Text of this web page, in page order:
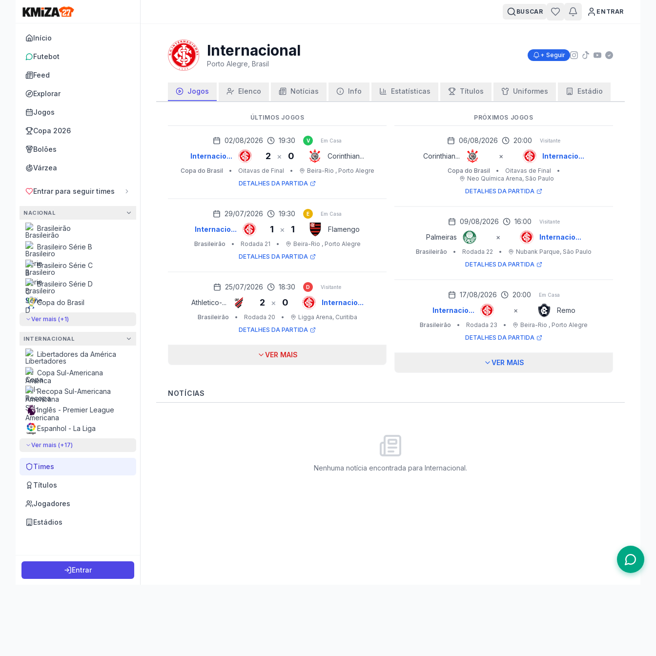
Início
Futebot
Feed
Explorar
Jogos
Copa 2026
Bolões
Várzea
Entrar para seguir times
NACIONAL
Brasileirão
Brasileiro Série B
Brasileiro Série C
Brasileiro Série D
Copa do Brasil
Ver mais (+1)
INTERNACIONAL
Libertadores da América
Copa Sul-Americana
Recopa Sul-Americana
Inglês - Premier League
Espanhol - La Liga
Ver mais (+17)
Times
Títulos
Jogadores
Estádios
Entrar
BUSCAR ENTRAR
Internacional
Porto Alegre, Brasil
+ Seguir
Jogos Elenco Notícias Info Estatísticas Títulos Uniformes Estádio
ÚLTIMOS JOGOS
02/08/2026 19:30 V Em Casa
Internacio... 2 × 0 Corinthian...
Copa do Brasil • Oitavas de Final • Beira-Rio , Porto Alegre
DETALHES DA PARTIDA
29/07/2026 19:30 E Em Casa
Internacio... 1 × 1 Flamengo
Brasileirão • Rodada 21 • Beira-Rio , Porto Alegre
DETALHES DA PARTIDA
25/07/2026 18:30 D Visitante
Athletico-... 2 × 0 Internacio...
Brasileirão • Rodada 20 • Ligga Arena, Curitiba
DETALHES DA PARTIDA
VER MAIS
PRÓXIMOS JOGOS
06/08/2026 20:00 Visitante
Corinthian... × Internacio...
Copa do Brasil • Oitavas de Final
•
Neo Química Arena, São Paulo
DETALHES DA PARTIDA
09/08/2026 16:00 Visitante
Palmeiras × Internacio...
Brasileirão • Rodada 22 • Nubank Parque, São Paulo
DETALHES DA PARTIDA
17/08/2026 20:00 Em Casa
Internacio... × Remo
Brasileirão • Rodada 23 • Beira-Rio , Porto Alegre
DETALHES DA PARTIDA
VER MAIS
NOTÍCIAS
Nenhuma notícia encontrada para Internacional.